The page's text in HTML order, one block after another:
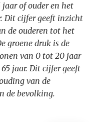
of ouder en het
Dit cijfer geeft inzicht
de ouderen tot het
groene druk is de
van 0 tot 20 jaar
jaar. Dit cijfer geeft
van de
de bevolking.